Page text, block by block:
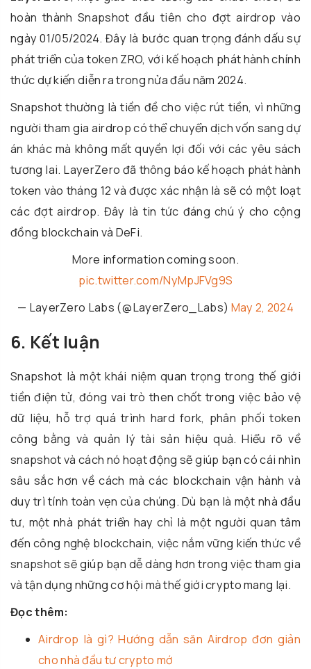
hoàn thành Snapshot đầu tiên cho đợt airdrop vào
ngày 01/05/2024. Đây là bước quan trọng đánh dấu sự
phát triển của token ZRO, với kế hoạch phát hành chính
thức dự kiến diễn ra trong nửa đầu năm 2024.
Snapshot thường là tiền đề cho việc rút tiền, vì những
người tham gia airdrop có thể chuyển dịch vốn sang dự
án khác mà không mất quyền lợi đối với các yêu sách
tương lai. LayerZero đã thông báo kế hoạch phát hành
token vào tháng 12 và được xác nhận là sẽ có một loạt
các đợt airdrop. Đây là tin tức đáng chú ý cho cộng
đồng blockchain và DeFi.
More information coming soon.
pic.twitter.com/NyMpJFVg9S
— LayerZero Labs (@LayerZero_Labs) May 2, 2024
6. Kết luận
Snapshot là một khái niệm quan trọng trong thế giới
tiền điện tử, đóng vai trò then chốt trong việc bảo vệ
dữ liệu, hỗ trợ quá trình hard fork, phân phối token
công bằng và quản lý tài sản hiệu quả. Hiểu rõ về
snapshot và cách nó hoạt động sẽ giúp bạn có cái nhìn
sâu sắc hơn về cách mà các blockchain vận hành và
duy trì tính toàn vẹn của chúng. Dù bạn là một nhà đầu
tư, một nhà phát triển hay chỉ là một người quan tâm
đến công nghệ blockchain, việc nắm vững kiến thức về
snapshot sẽ giúp bạn dễ dàng hơn trong việc tham gia
và tận dụng những cơ hội mà thế giới crypto mang lại.
Đọc thêm:
Airdrop là gì? Hướng dẫn săn Airdrop đơn giản
cho nhà đầu tư crypto mớ